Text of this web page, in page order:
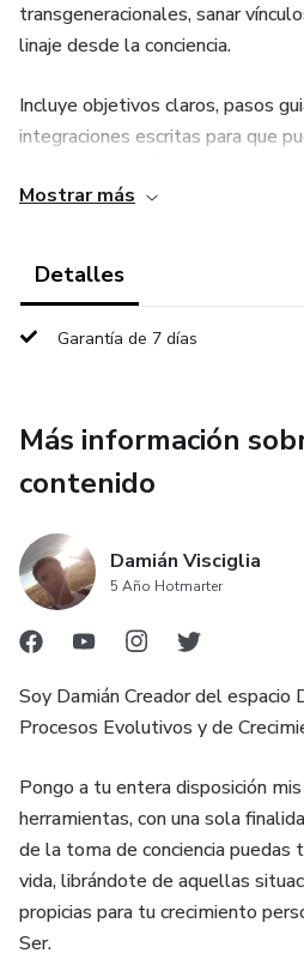
transgeneracionales, sanar
linaje desde la conciencia.
Incluye objetivos claros, pasos
integraciones escritas para que
reconciliación y expansión del alma.
Mostrar más
Detalles
Garantía de 7 días
Más información
contenido
Damián Visciglia
5 Año Hotmarter
Soy Damián Creador del espacio
Procesos Evolutivos y de
Pongo a tu entera disposición
herramientas, con una sola
de la toma de conciencia puedas
vida, librándote de aquellas
propicias para tu crecimiento
Ser.